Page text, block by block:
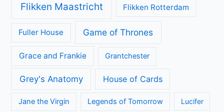
Flikken Maastricht Flikken Rotterdam
Fuller House Game of Thrones
Grace and Frankie Grantchester
Grey's Anatomy House of Cards
Jane the Virgin Legends of Tomorrow Lucifer